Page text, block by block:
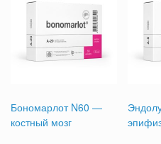
Бономарлот N60 —
костный мозг